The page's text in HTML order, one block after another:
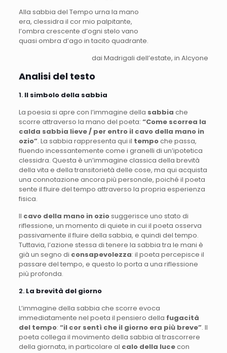
Alla sabbia del Tempo urna la mano
era, clessidra il cor mio palpitante,
l’ombra crescente d’ogni stelo vano
quasi ombra d’ago in tacito quadrante.
dai Madrigali dell’estate, in Alcyone
Analisi del testo
1. Il simbolo della sabbia
La poesia si apre con l’immagine della sabbia che
scorre attraverso la mano del poeta: “Come scorrea la
calda sabbia lieve / per entro il cavo della mano in
ozio”. La sabbia rappresenta qui il tempoche passa,
fluendo incessantemente come i granelli di un’ipotetica
clessidra. Questa è un’immagine classica della brevità
della vita e della transitorietà delle cose, ma qui acquista
una connotazione ancora più personale, poiché il poeta
sente il fluire del tempo attraverso la propria esperienza
fisica.
Il cavo della mano in oziosuggerisce uno stato di
riflessione, un momento di quiete in cui il poeta osserva
passivamente il fluire della sabbia, e quindi del tempo.
Tuttavia, l’azione stessa di tenere la sabbia tra le mani è
già un segno di consapevolezza: il poeta percepisce il
passare del tempo, e questo lo porta a una riflessione
più profonda.
2. La brevità del giorno
L’immagine della sabbia che scorre evoca
immediatamente nel poeta il pensiero della fugacità
del tempo: “il cor sentì che il giorno era più breve”. Il
poeta collega il movimento della sabbia al trascorrere
della giornata, in particolare al calo della lucecon